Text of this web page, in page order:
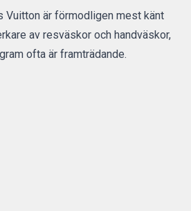
Vuitton är förmodligen mest känt
av resväskor och handväskor,
ofta är framträdande.